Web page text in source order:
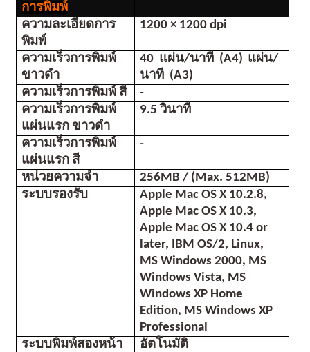
การพิมพ์
ความละเอียดการ
พิมพ์
1200 × 1200 dpi
ความเร็วการพิมพ์
ขาวดำ
40  แผ่น/นาที  (A4) แผ่น/
นาที  (A3)
ความเร็วการพิมพ์ สี
-
ความเร็วการพิมพ์
แผ่นแรก ขาวดำ
9.5 วินาที
ความเร็วการพิมพ์
แผ่นแรก สี
-
หน่วยความจำ
256MB / (Max. 512MB)
ระบบรองรับ
Apple Mac OS X 10.2.8,
Apple Mac OS X 10.3,
Apple Mac OS X 10.4 or
later, IBM OS/2, Linux,
MS Windows 2000, MS
Windows Vista, MS
Windows XP Home
Edition, MS Windows XP
Professional
ระบบพิมพ์สองหน้า
อัตโนมัติ